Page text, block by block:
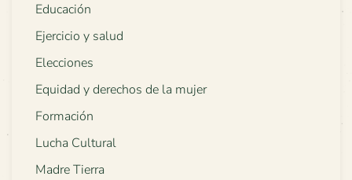
Educación
Ejercicio y salud
Elecciones
Equidad y derechos de la mujer
Formación
Lucha Cultural
Madre Tierra